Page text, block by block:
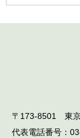
〒173-8501 東
代表電話番号：